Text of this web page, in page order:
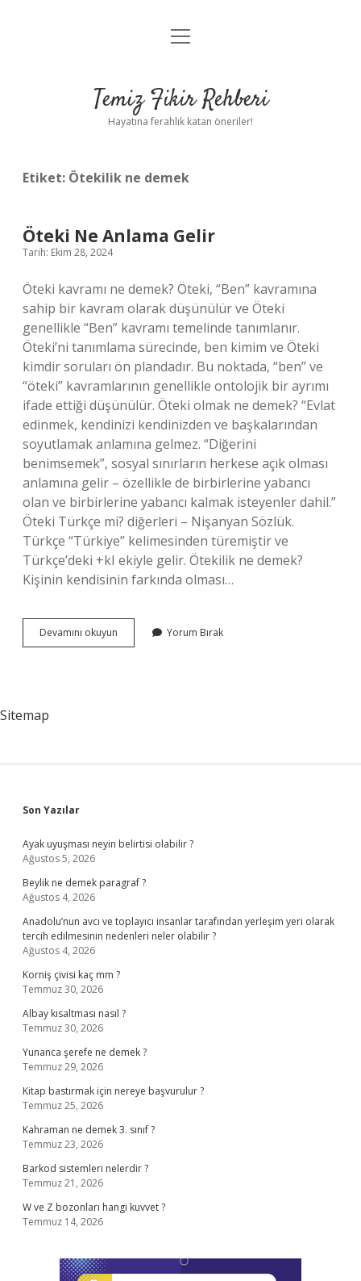
Anasayfa
Yasal Uyarı
menüyü
Temiz Fikir Rehberi
Hayatına ferahlık katan öneriler!
Etiket: Ötekilik ne demek
Öteki Ne Anlama Gelir
Tarih: Ekim 28, 2024
Öteki kavramı ne demek? Öteki, “Ben” kavramına
sahip bir kavram olarak düşünülür ve Öteki
genellikle “Ben” kavramı temelinde tanımlanır.
Öteki’ni tanımlama sürecinde, ben kimim ve Öteki
kimdir soruları ön plandadır. Bu noktada, “ben” ve
“öteki” kavramlarının genellikle ontolojik bir ayrımı
ifade ettiği düşünülür. Öteki olmak ne demek? “Evlat
edinmek, kendinizi kendinizden ve başkalarından
soyutlamak anlamına gelmez. “Diğerini
benimsemek”, sosyal sınırların herkese açık olması
anlamına gelir – özellikle de birbirlerine yabancı
olan ve birbirlerine yabancı kalmak isteyenler dahil.”
Öteki Türkçe mi? diğerleri – Nişanyan Sözlük.
Türkçe “Türkiye” kelimesinden türemiştir ve
Türkçe’deki +kI ekiyle gelir. Ötekilik ne demek?
Kişinin kendisinin farkında olması…
Devamını okuyun
Ne
Yorum Bırak
Sitemap
Sidebar
Son Yazılar
Ayak uyuşması neyin belirtisi olabilir ?
Ağustos 5, 2026
Beylik ne demek paragraf ?
Ağustos 4, 2026
Anadolu’nun avcı ve toplayıcı insanlar tarafından yerleşim yeri olarak
tercih edilmesinin nedenleri neler olabilir ?
Ağustos 4, 2026
Korniş çivisi kaç mm ?
Temmuz 30, 2026
Albay kısaltması nasıl ?
Temmuz 30, 2026
Yunanca şerefe ne demek ?
Temmuz 29, 2026
Kitap bastırmak için nereye başvurulur ?
Temmuz 25, 2026
Kahraman ne demek 3. sınıf ?
Temmuz 23, 2026
Barkod sistemleri nelerdir ?
Temmuz 21, 2026
W ve Z bozonları hangi kuvvet ?
Temmuz 14, 2026